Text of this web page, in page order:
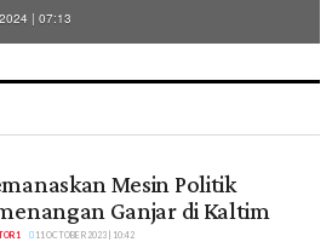
| 07:13
Mesin Politik
Ganjar di Kaltim
1 11 OCTOBER 2023 | 10:42